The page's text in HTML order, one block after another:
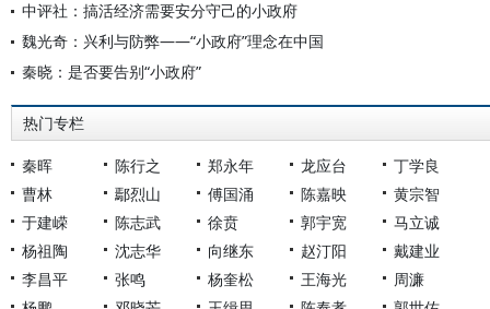
中评社：搞活经济需要安分守己的小政府
魏光奇：兴利与防弊——“小政府”理念在中国
秦晓：是否要告别“小政府”
热门专栏
秦晖 陈行之 郑永年 龙应台
丁学良
曹林
鄢烈山 傅国涌 陈嘉映
黄宗智
于建嵘
陈志武 徐贲 郭宇宽
马立诚
杨祖陶
沈志华 向继东 赵汀阳
戴建业
李昌平
张鸣 杨奎松 王海光
周濂